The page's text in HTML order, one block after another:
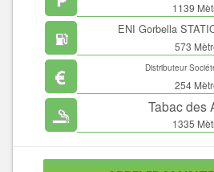
1139
ENI Gorbella
573
Distributeur
254
Tabac des
1335